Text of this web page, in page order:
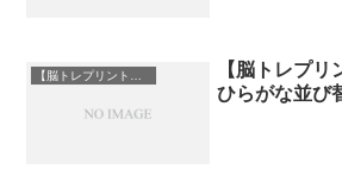
【脳トレプリ
ひらがな並び